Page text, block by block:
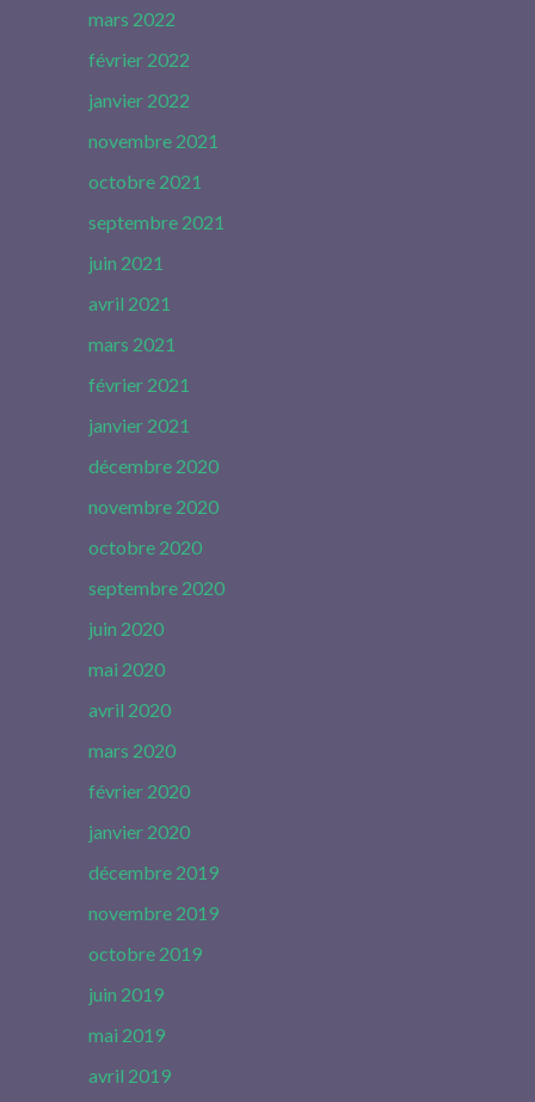
mars 2022
février 2022
janvier 2022
novembre 2021
octobre 2021
septembre 2021
juin 2021
avril 2021
mars 2021
février 2021
janvier 2021
décembre 2020
novembre 2020
octobre 2020
septembre 2020
juin 2020
mai 2020
avril 2020
mars 2020
février 2020
janvier 2020
décembre 2019
novembre 2019
octobre 2019
juin 2019
mai 2019
avril 2019